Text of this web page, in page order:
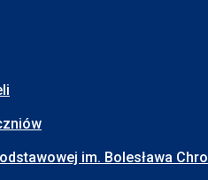
im. Bolesława